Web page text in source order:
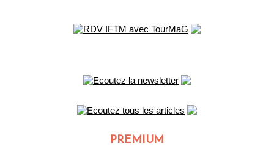
PREMIUM